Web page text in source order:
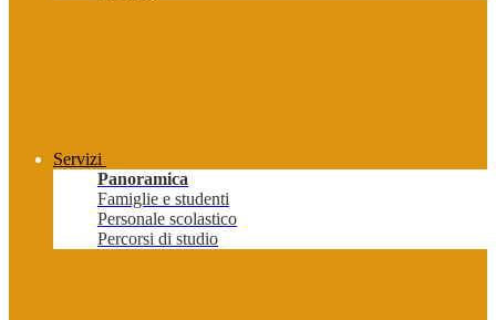
Servizi
Panoramica
Famiglie e studenti
Personale scolastico
Percorsi di studio